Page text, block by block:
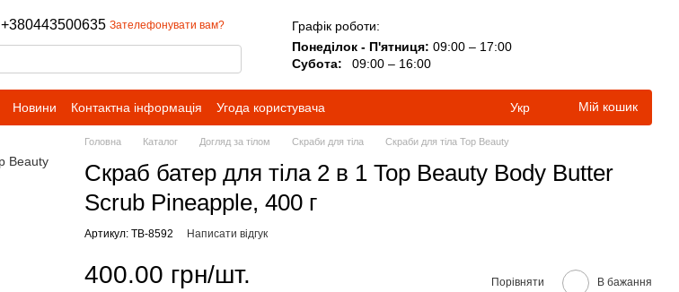
+380443500635 Зателефонувати вам?
Графік роботи:
Понеділок - П'ятниця: 09:00 – 17:00
Субота:
09:00 – 16:00
Новини Контактна інформація Угода користувача Укр Мій кошик
Головна Каталог Догляд за тілом Скраби для тіла Скраби для тіла Top Beauty
Скраб батер для тіла 2 в 1 Top Beauty Body Butter
Scrub Pineapple, 400 г
Артикул: TB-8592 Написати відгук
400.00 грн/шт. Порівняти В бажання